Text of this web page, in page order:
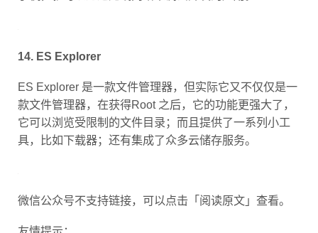
14. ES Explorer
ES Explorer 是一款文件管理器，但实际它又不仅仅是一
款文件管理器，在获得Root 之后，它的功能更强大了，
它可以浏览受限制的文件目录；而且提供了一系列小工
具，比如下载器；还有集成了众多云储存服务。
微信公众号不支持链接，可以点击「阅读原文」查看。
友情提示：